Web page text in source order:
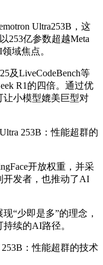
Ultra253B，这
以253亿参数超越Meta
域焦点。
及LiveCodeBench等
R1的四倍。通过优
让小模型媲美巨型对
开放权重，并采
开发者，也推动了AI
“少即是多”的理念，
续的AI路径。